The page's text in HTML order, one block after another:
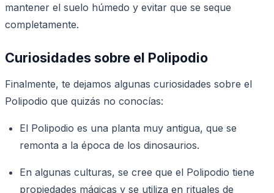
mantener el suelo húmedo y evitar que se seque
completamente.
Curiosidades sobre el Polipodio
Finalmente, te dejamos algunas curiosidades sobre el
Polipodio que quizás no conocías:
El Polipodio es una planta muy antigua, que se
remonta a la época de los dinosaurios.
En algunas culturas, se cree que el Polipodio tiene
propiedades mágicas y se utiliza en rituales de